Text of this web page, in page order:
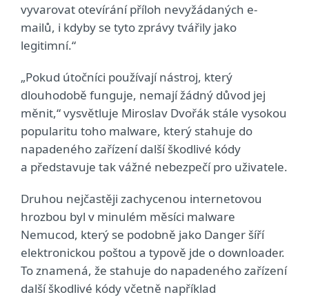
vyvarovat otevírání příloh nevyžádaných e-
mailů, i kdyby se tyto zprávy tvářily jako
legitimní.“
„Pokud útočníci používají nástroj, který
dlouhodobě funguje, nemají žádný důvod jej
měnit,“ vysvětluje Miroslav Dvořák stále vysokou
popularitu toho malware, který stahuje do
napadeného zařízení další škodlivé kódy
a představuje tak vážné nebezpečí pro uživatele.
Druhou nejčastěji zachycenou internetovou
hrozbou byl v minulém měsíci malware
Nemucod, který se podobně jako Danger šíří
elektronickou poštou a typově jde o downloader.
To znamená, že stahuje do napadeného zařízení
další škodlivé kódy včetně například